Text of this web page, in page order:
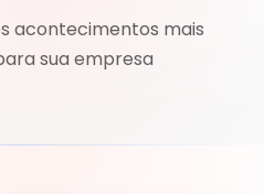
acontecimentos mais
sua empresa